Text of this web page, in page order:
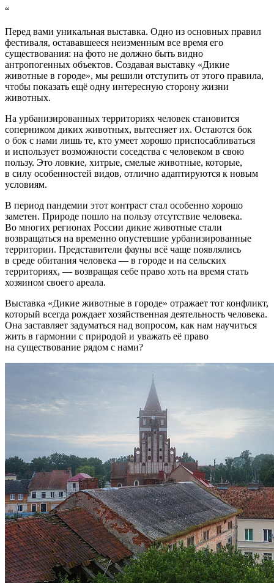
“
Перед вами уникальная выставка. Одно из основных правил
фестиваля, остававшееся неизменным все время его
существования: на фото не должно быть видно
антропогенных объектов. Создавая выставку «Дикие
животные в городе», мы решили отступить от этого правила,
чтобы показать ещё одну интересную сторону жизни
животных.
На урбанизированных территориях человек становится
соперником диких животных, вытесняет их. Остаются бок
о бок с нами лишь те, кто умеет хорошо приспосабливаться
и использует возможности соседства с человеком в свою
пользу. Это ловкие, хитрые, смелые животные, которые,
в силу особенностей видов, отлично адаптируются к новым
условиям.
В период пандемии этот контраст стал особенно хорошо
заметен. Природе пошло на пользу отсутствие человека.
Во многих регионах России дикие животные стали
возвращаться на временно опустевшие урбанизированные
территории. Представители фауны всё чаще появлялись
в среде обитания человека — в городе и на сельских
территориях, — возвращая себе право хоть на время стать
хозяином своего ареала.
Выставка «Дикие животные в городе» отражает тот конфликт,
который всегда рождает хозяйственная деятельность человека.
Она заставляет задуматься над вопросом, как нам научиться
жить в гармонии с природой и уважать её право
на существование рядом с нами?